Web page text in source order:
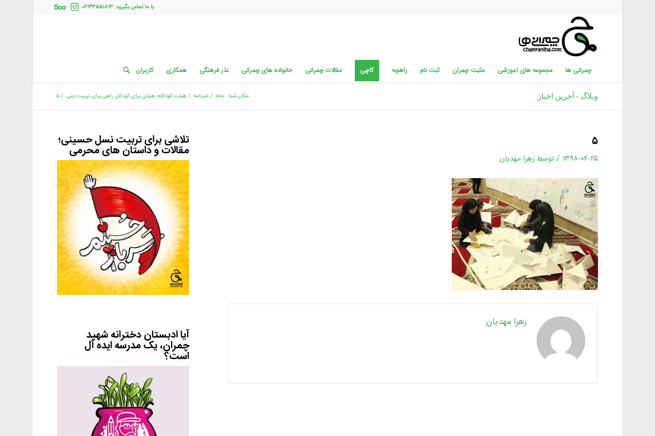
با ما تماس بگیرید: ۰۲۱۳۳۵۵۱۸۱۳
چمرانی ها مجموعه های آموزشی مثبت چمران ثبت نام راهچه کاچی مقالات چمرانی خانواده های چمرانی نذر فرهنگی همکاری کاربران
وبلاگ - آخرین اخبار مکان شما: خانه /خبرنامه / هیئت کودکانه؛ هیئتی برای کودکان راهی برای تربیت دینی /۵
۵
۱۳۹۸-۰۶-۲۵ / توسط زهرا مهدیان
زهرا مهدیان
تلاشی برای تربیت نسل حسینی؛
مقالات و داستان های محرمی
آیا ادبستان دخترانه شهید
چمران، یک مدرسه ایده آل
است؟